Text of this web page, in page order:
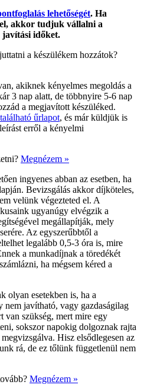
lehetőségét. Ha
akkor tudjuk vállalni a
időket.
a készülékem hozzátok?
akiknek kényelmes megoldás a
3 nap alatt, de többnyire 5-6 nap
a megjavított készüléked.
űrlapot, és már küldjük is
erről a kényelmi
Megnézem »
ingyenes abban az esetben, ha
Bevizsgálás akkor díjköteles,
velünk végezteted el. A
ugyanúgy elvégzik a
megállapítják, mely
Az egyszerűbbtől a
legalább 0,5-3 óra is, mire
a munkadíjnak a töredékét
ha mégsem kéred a
olyan esetekben is, ha a
javítható, vagy gazdaságilag
van szükség, mert mire egy
sokszor napokig dolgoznak rajta
Hisz elsődlegesen az
rá, de ez tőlünk függetlenül nem
Megnézem »